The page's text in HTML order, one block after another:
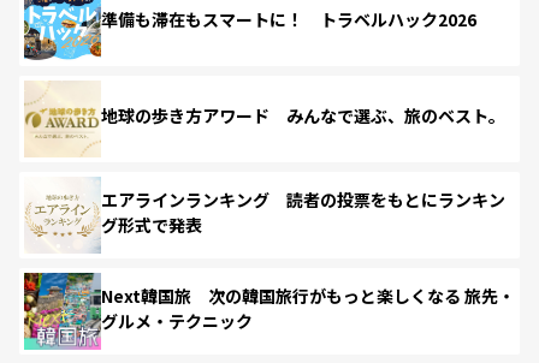
準備も滞在もスマートに！ トラベルハック2026
地球の歩き方アワード みんなで選ぶ、旅のベスト。
エアラインランキング 読者の投票をもとにランキン
グ形式で発表
Next韓国旅 次の韓国旅行がもっと楽しくなる 旅先・
グルメ・テクニック